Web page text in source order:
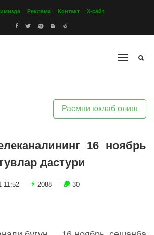
Реклама Контакт Х-сайт
Расмни юклаб олиш
16 ноябрь
дастури
11:52 2088 30